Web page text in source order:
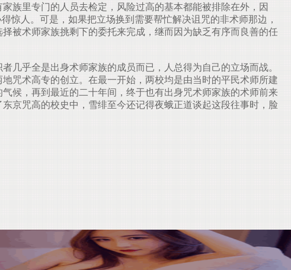
族里专门的人员去检定，风险过高的基本都能被排除在外，因
惊人。可是，如果把立场换到需要帮忙解决诅咒的非术师那边，
被术师家族挑剩下的委托来完成，继而因为缺乏有序而良善的任
乎全是出身术师家族的成员而已，人总得为自己的立场而战。
咒术高专的创立。在最一开始，两校均是由当时的平民术师所建
候，再到最近的二十年间，终于也有出身咒术师家族的术师前来
京咒高的校史中，雪绯至今还记得夜蛾正道谈起这段往事时，脸